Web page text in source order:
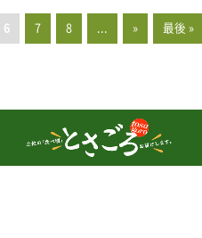
6 7 8 » 最後 »